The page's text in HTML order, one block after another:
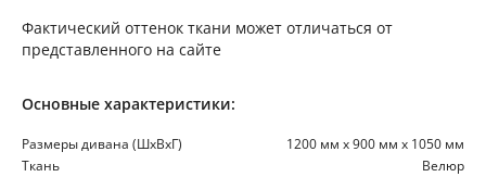
Фактический оттенок ткани может отличаться от
представленного на сайте
Основные характеристики:
Размеры дивана (ШхВхГ)
1200 мм х 900 мм х 1050 мм
Ткань
Велюр